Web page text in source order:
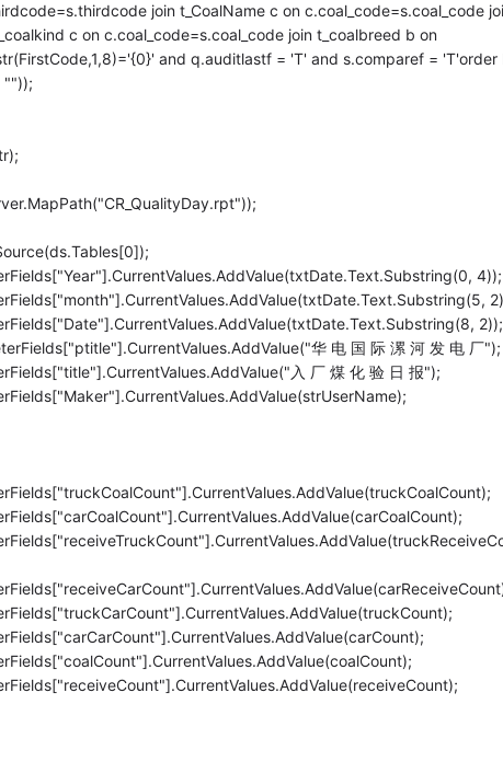
join t_CoalName c on c.coal_code=s.coal_code
c on c.coal_code=s.coal_code join t_coalbreed b on
and q.auditlastf = 'T' and s.comparef = 'T'order
""));
4));
2));
华 电 国 际 漯 河 发 电 厂");
入 厂 煤 化 验 日 报");